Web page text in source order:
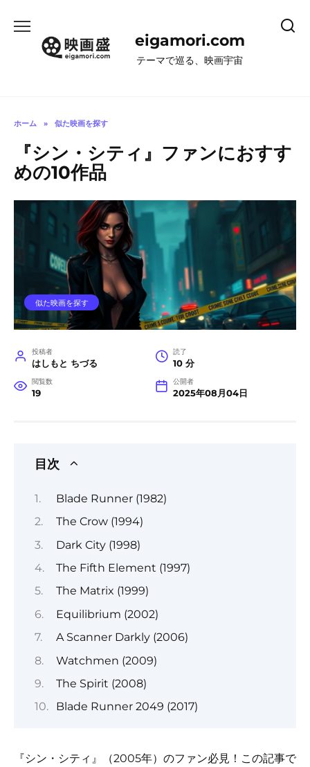
eigamori.com
テーマで巡る、映画宇宙
ホーム » 似た映画を探す
『シン・シティ』ファンにおすす
めの10作品
似た映画を探す
投稿者
はしもと ちづる
読了
10 分
閲覧数
19
公開者
2025年08月04日
目次
Blade Runner (1982)
The Crow (1994)
Dark City (1998)
The Fifth Element (1997)
The Matrix (1999)
Equilibrium (2002)
A Scanner Darkly (2006)
Watchmen (2009)
The Spirit (2008)
Blade Runner 2049 (2017)
『シン・シティ』（2005年）のファン必見！この記事で